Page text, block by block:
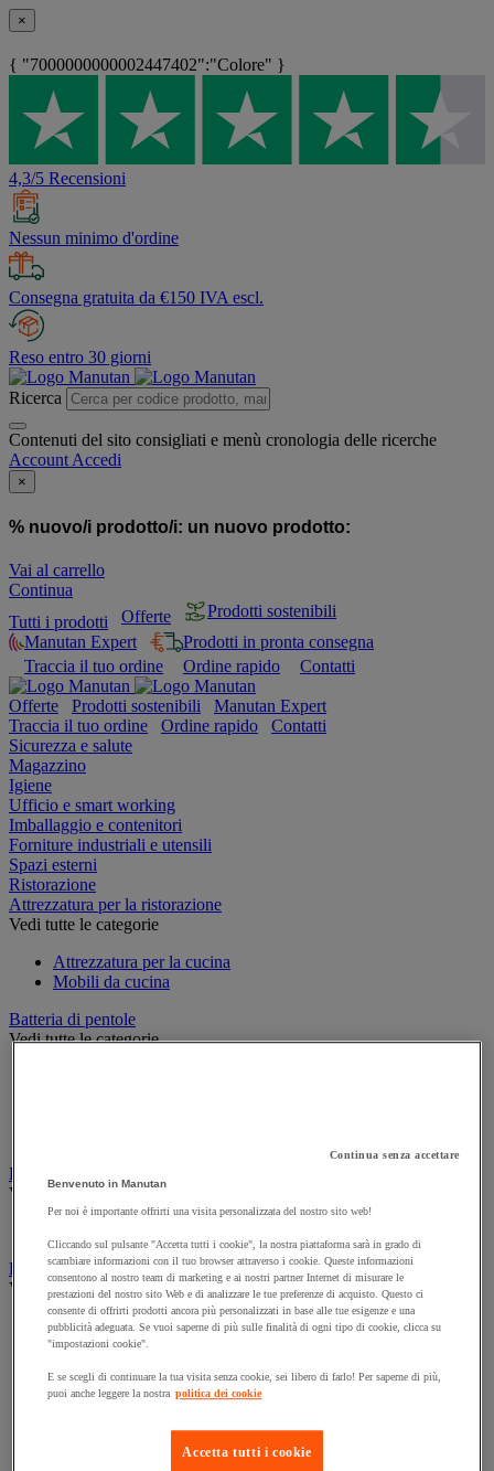
×
{ "7000000000002447402":"Colore" }
4,3/5 Recensioni
Nessun minimo d'ordine
Consegna gratuita da €150 IVA escl.
Reso entro 30 giorni
Ricerca
Contenuti del sito consigliati e menù cronologia delle ricerche
Account Accedi
×
% nuovo/i prodotto/i: un nuovo prodotto:
Vai al carrello
Continua
Tutti i prodotti
Offerte
Prodotti sostenibili
Manutan Expert
Prodotti in pronta consegna
Traccia il tuo ordine
Ordine rapido Contatti
Offerte Prodotti sostenibili
Manutan Expert
Traccia il tuo ordine
Ordine rapido
Contatti
Sicurezza e salute
Magazzino
Igiene
Ufficio e smart working
Imballaggio e contenitori
Forniture industriali e utensili
Spazi esterni
Ristorazione
Attrezzatura per la ristorazione
Vedi tutte le categorie
Attrezzatura per la cucina
Mobili da cucina
Batteria di pentole
Vedi tutte le categorie
Decorazione per ambienti di ristorazione
Vedi tutte le categorie
Forno e apparecchi di cottura
Vedi tutte le categorie
Barbecue e accessori
Cucina e piano cottura
Forno e forno a microonde
Continua senza accettare
Benvenuto in Manutan
Per noi è importante offrirti una visita personalizzata del nostro sito web!
Cliccando sul pulsante "Accetta tutti i cookie", la nostra piattaforma sarà in grado di
scambiare informazioni con il tuo browser attraverso i cookie. Queste informazioni
consentono al nostro team di marketing e ai nostri partner Internet di misurare le
prestazioni del nostro sito Web e di analizzare le tue preferenze di acquisto. Questo ci
consente di offrirti prodotti ancora più personalizzati in base alle tue esigenze e una
pubblicità adeguata. Se vuoi saperne di più sulle finalità di ogni tipo di cookie, clicca su
"impostazioni cookie".
E se scegli di continuare la tua visita senza cookie, sei libero di farlo! Per saperne di più,
puoi anche leggere la nostra politica dei cookie
Accetta tutti i cookie